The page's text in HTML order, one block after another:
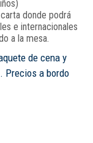
donde podrá
e internacionales
a la mesa.
de cena y
Precios a bordo